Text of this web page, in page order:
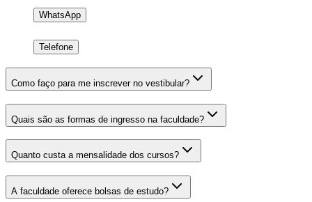
WhatsApp
Telefone
Como faço para me inscrever no vestibular?
Quais são as formas de ingresso na faculdade?
Quanto custa a mensalidade dos cursos?
A faculdade oferece bolsas de estudo?